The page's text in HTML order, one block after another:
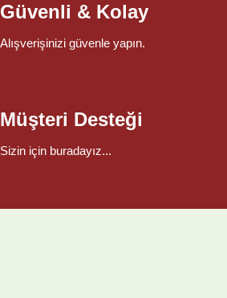
Güvenli & Kolay
Alışverişinizi güvenle yapın.
Müşteri Desteği
Sizin için buradayız...